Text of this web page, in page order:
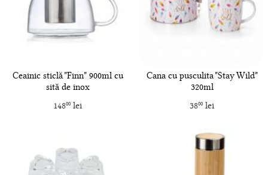
Ceainic sticlă "Finn" 900ml cu
sită de inox
14800 lei
Cana cu pusculita "Stay Wild"
320ml
3800lei